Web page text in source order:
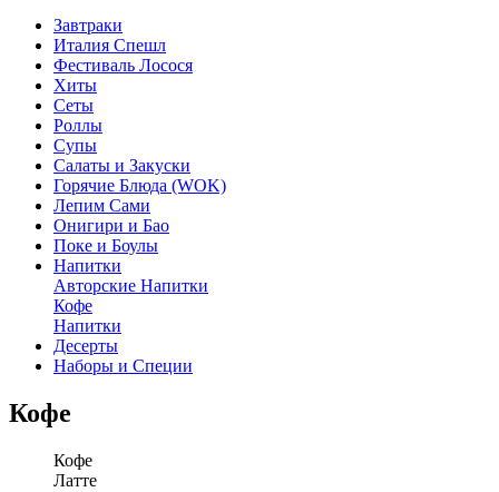
Завтраки
Италия Спешл
Фестиваль Лосося
Хиты
Сеты
Роллы
Супы
Салаты и Закуски
Горячие Блюда (WOK)
Лепим Сами
Онигири и Бао
Поке и Боулы
Напитки
Авторские Напитки
Кофе
Напитки
Десерты
Наборы и Специи
Кофе
Кофе
Латте